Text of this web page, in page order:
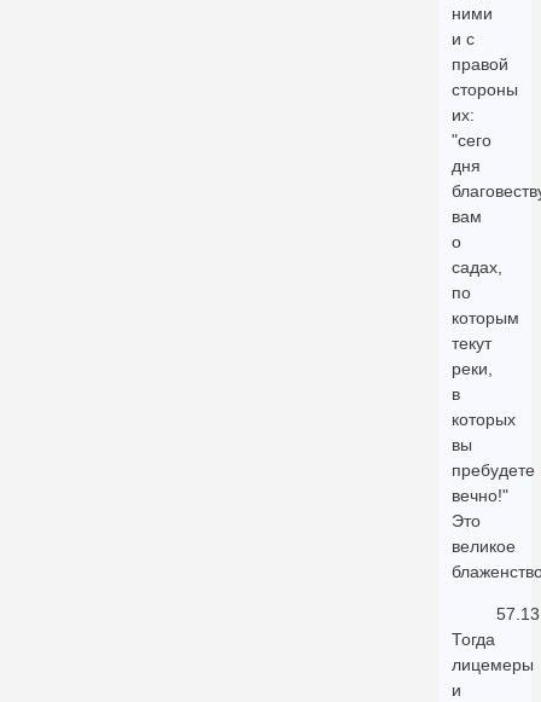
ними
и с
правой
стороны
их:
"сего
дня
вам
о
садах,
по
которым
текут
реки,
в
которых
вы
пребудете
вечно!"
Это
великое
57.13
Тогда
лицемеры
и